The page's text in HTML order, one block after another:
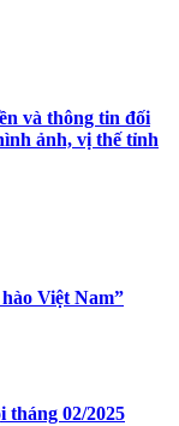
và thông tin đối
ảnh, vị thế tỉnh
Việt Nam”
tháng 02/2025